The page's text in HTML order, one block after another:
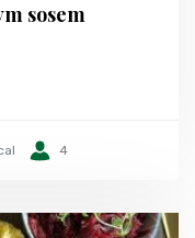
sosem
4